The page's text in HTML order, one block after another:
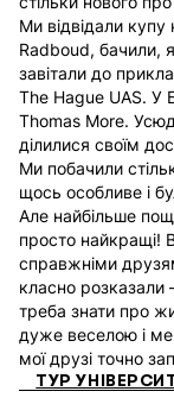
Ми відвідали купу
Radboud, бачили,
завітали до
The Hague UAS. У
Thomas More.
ділилися своїм
Ми побачили
щось особливе і
Але найбільше
просто найкращі!
справжніми
класно
треба знати про
дуже веселою і
мої друзі точно
ТУР